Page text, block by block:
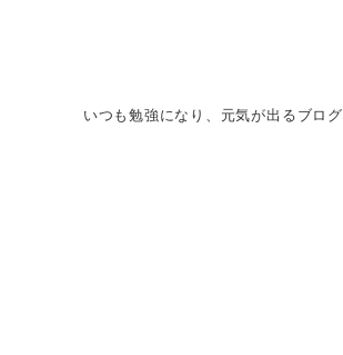
いつも勉強になり、元気が出るブログ